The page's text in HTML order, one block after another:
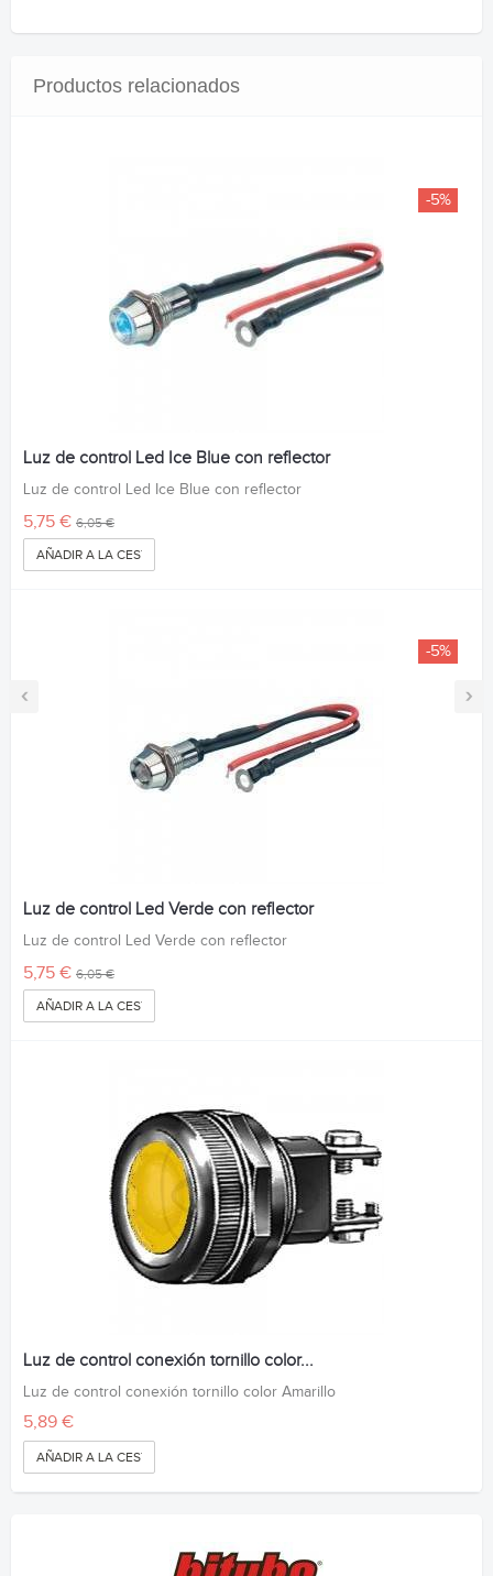
Productos relacionados
‹ ›
-5%
Luz de control Led Ice Blue con reflector
Luz de control Led Ice Blue con reflector
5,75 € 6,05 €
AÑADIR A LA CESTA
-5%
Luz de control Led Verde con reflector
Luz de control Led Verde con reflector
5,75 € 6,05 €
AÑADIR A LA CESTA
Luz de control conexión tornillo color...
Luz de control conexión tornillo color Amarillo
5,89 €
AÑADIR A LA CESTA